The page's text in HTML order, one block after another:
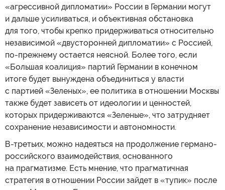
«агрессивной дипломатии» России в Германии могут
и дальше усиливаться, и объективная обстановка
для того, чтобы крепко придерживаться относительно
независимой «двусторонней дипломатии» с Россией,
по-прежнему остается неясной. Более того, если
«Большая коалиция» партий Германии в конечном
итоге будет вынуждена объединиться у власти
с партией «Зеленых», ее политика в отношении Москвы
также будет зависеть от идеологии и ценностей,
которых придерживаются «Зеленые», что затрудняет
сохранение независимости и автономности.
В-третьих, можно надеяться на продолжение германо-
российского взаимодействия, основанного
на прагматизме. Есть мнение, что прагматичная
стратегия в отношении России зайдет в «тупик» после